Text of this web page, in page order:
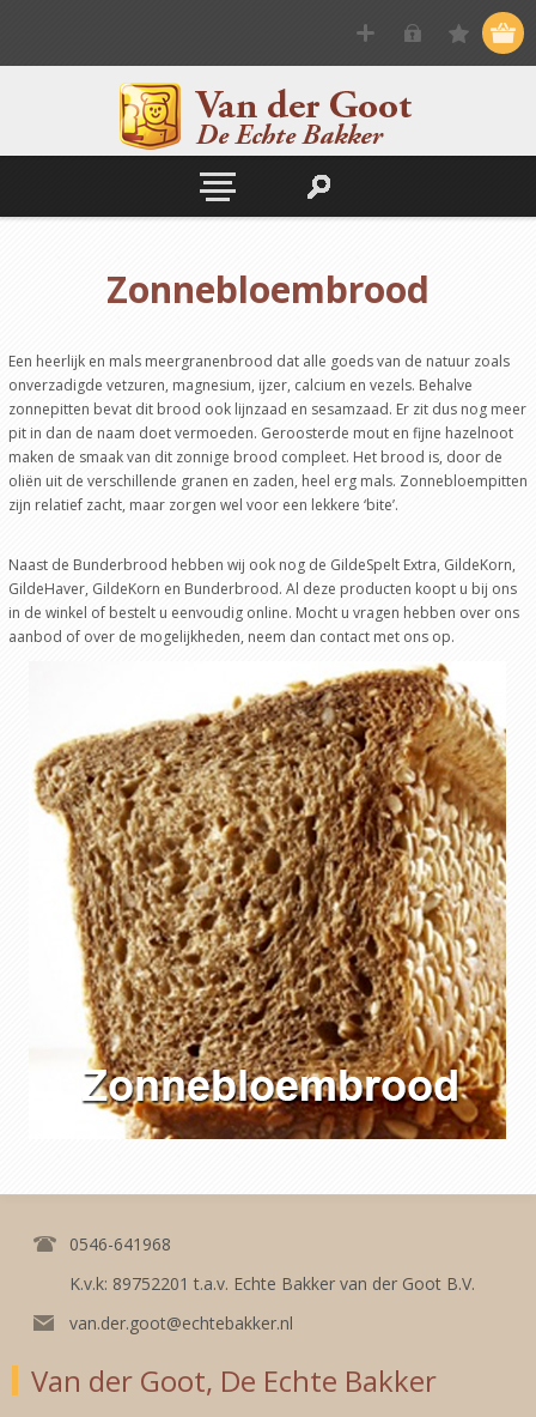
Zonnebloembrood
Een heerlijk en mals meergranenbrood dat alle goeds van de natuur zoals
onverzadigde vetzuren, magnesium, ijzer, calcium en vezels. Behalve
zonnepitten bevat dit brood ook lijnzaad en sesamzaad. Er zit dus nog meer
pit in dan de naam doet vermoeden. Geroosterde mout en fijne hazelnoot
maken de smaak van dit zonnige brood compleet. Het brood is, door de
oliën uit de verschillende granen en zaden, heel erg mals. Zonnebloempitten
zijn relatief zacht, maar zorgen wel voor een lekkere ‘bite’.
Naast de Bunderbrood hebben wij ook nog de GildeSpelt Extra, GildeKorn,
GildeHaver, GildeKorn en Bunderbrood. Al deze producten koopt u bij ons
in de winkel of bestelt u eenvoudig online. Mocht u vragen hebben over ons
aanbod of over de mogelijkheden, neem dan contact met ons op.
0546-641968
K.v.k: 89752201 t.a.v. Echte Bakker van der Goot B.V.
van.der.goot@echtebakker.nl
Van der Goot, De Echte Bakker